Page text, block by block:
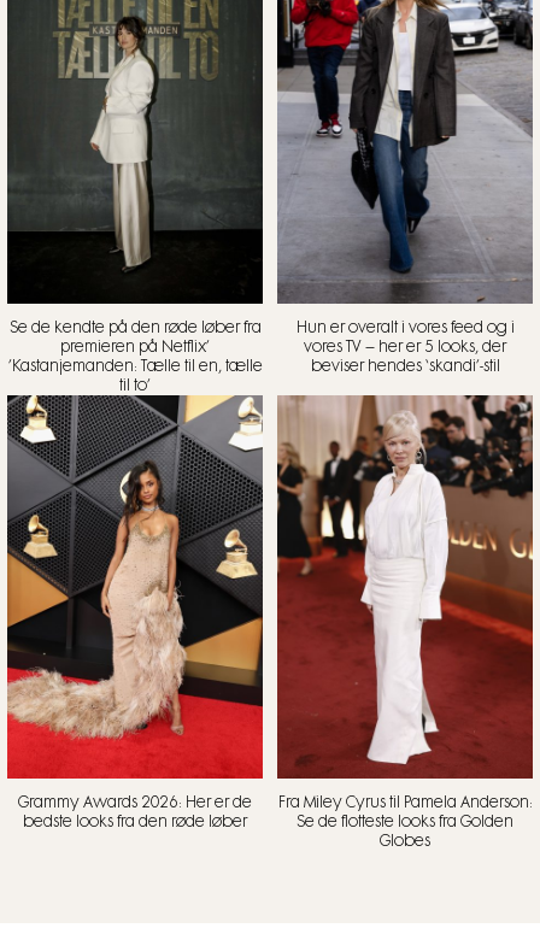
Se de kendte på den røde løber fra
premieren på Netflix’
’Kastanjemanden: Tælle til en, tælle
til to’
Hun er overalt i vores feed og i
vores TV – her er 5 looks, der
beviser hendes ‘skandi’-stil
Grammy Awards 2026: Her er de
bedste looks fra den røde løber
Fra Miley Cyrus til Pamela Anderson:
Se de flotteste looks fra Golden
Globes